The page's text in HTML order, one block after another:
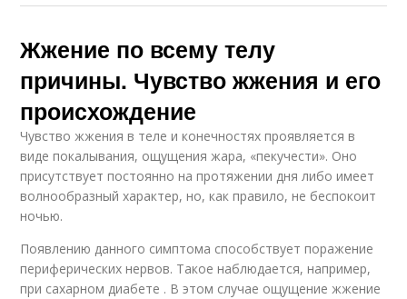
Жжение по всему телу
причины. Чувство жжения и его
происхождение
Чувство жжения в теле и конечностях проявляется в
виде покалывания, ощущения жара, «пекучести». Оно
присутствует постоянно на протяжении дня либо имеет
волнообразный характер, но, как правило, не беспокоит
ночью.
Появлению данного симптома способствует поражение
периферических нервов. Такое наблюдается, например,
при сахарном диабете . В этом случае ощущение жжение